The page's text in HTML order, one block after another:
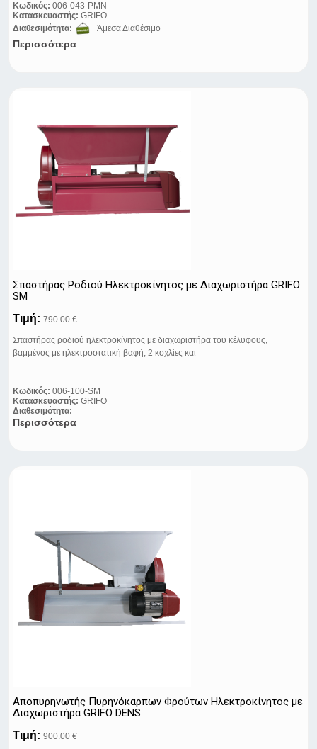
Κωδικός: 006-043-PMN
Κατασκευαστής: GRIFO
Διαθεσιμότητα:
Άμεσα Διαθέσιμο
Περισσότερα
Σπαστήρας Ροδιού Ηλεκτροκίνητος με Διαχωριστήρα GRIFO
SM
Τιμή: 790.00 €
Σπαστήρας ροδιού ηλεκτροκίνητος με διαχωριστήρα του κέλυφους,
βαμμένος με ηλεκτροστατική βαφή, 2 κοχλίες και
Κωδικός: 006-100-SM
Κατασκευαστής: GRIFO
Διαθεσιμότητα:
Περισσότερα
Αποπυρηνωτής Πυρηνόκαρπων Φρούτων Ηλεκτροκίνητος με
Διαχωριστήρα GRIFO DENS
Τιμή: 900.00 €